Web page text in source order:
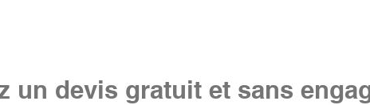
un devis gratuit et sans